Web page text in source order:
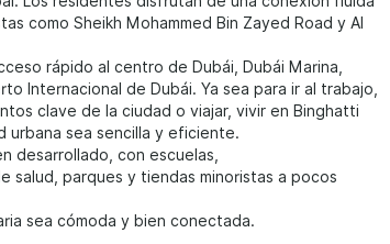
como Sheikh Mohammed Bin Zayed Road y Al
rápido al centro de Dubái, Dubái Marina,
Internacional de Dubái. Ya sea para ir al trabajo,
clave de la ciudad o viajar, vivir en Binghatti
urbana sea sencilla y eficiente.
desarrollado, con escuelas,
salud, parques y tiendas minoristas a pocos
sea cómoda y bien conectada.